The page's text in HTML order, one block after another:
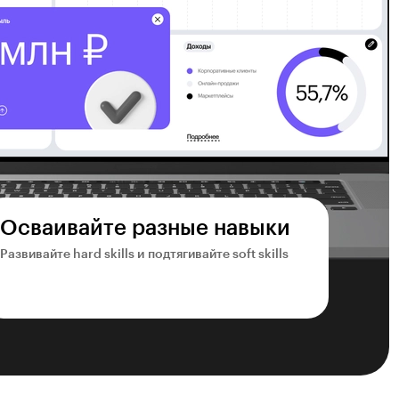
Осваивайте разные навыки
Развивайте hard skills и подтягивайте soft skills